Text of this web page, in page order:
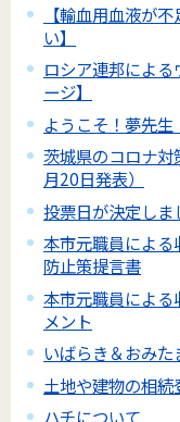
【輸血用血液が
い】
ロシア連邦によ
ージ】
ようこそ！夢先
茨城県のコロナ対
月20日発表）
投票日が決定しま
本市元職員によ
防止策提言書
本市元職員によ
メント
いばらき＆おみ
土地や建物の相続
ハチについて